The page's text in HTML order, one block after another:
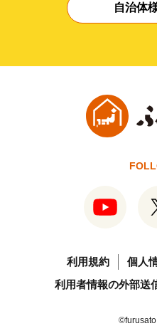
自治体
利用規約
個人
利用者情報の外部送